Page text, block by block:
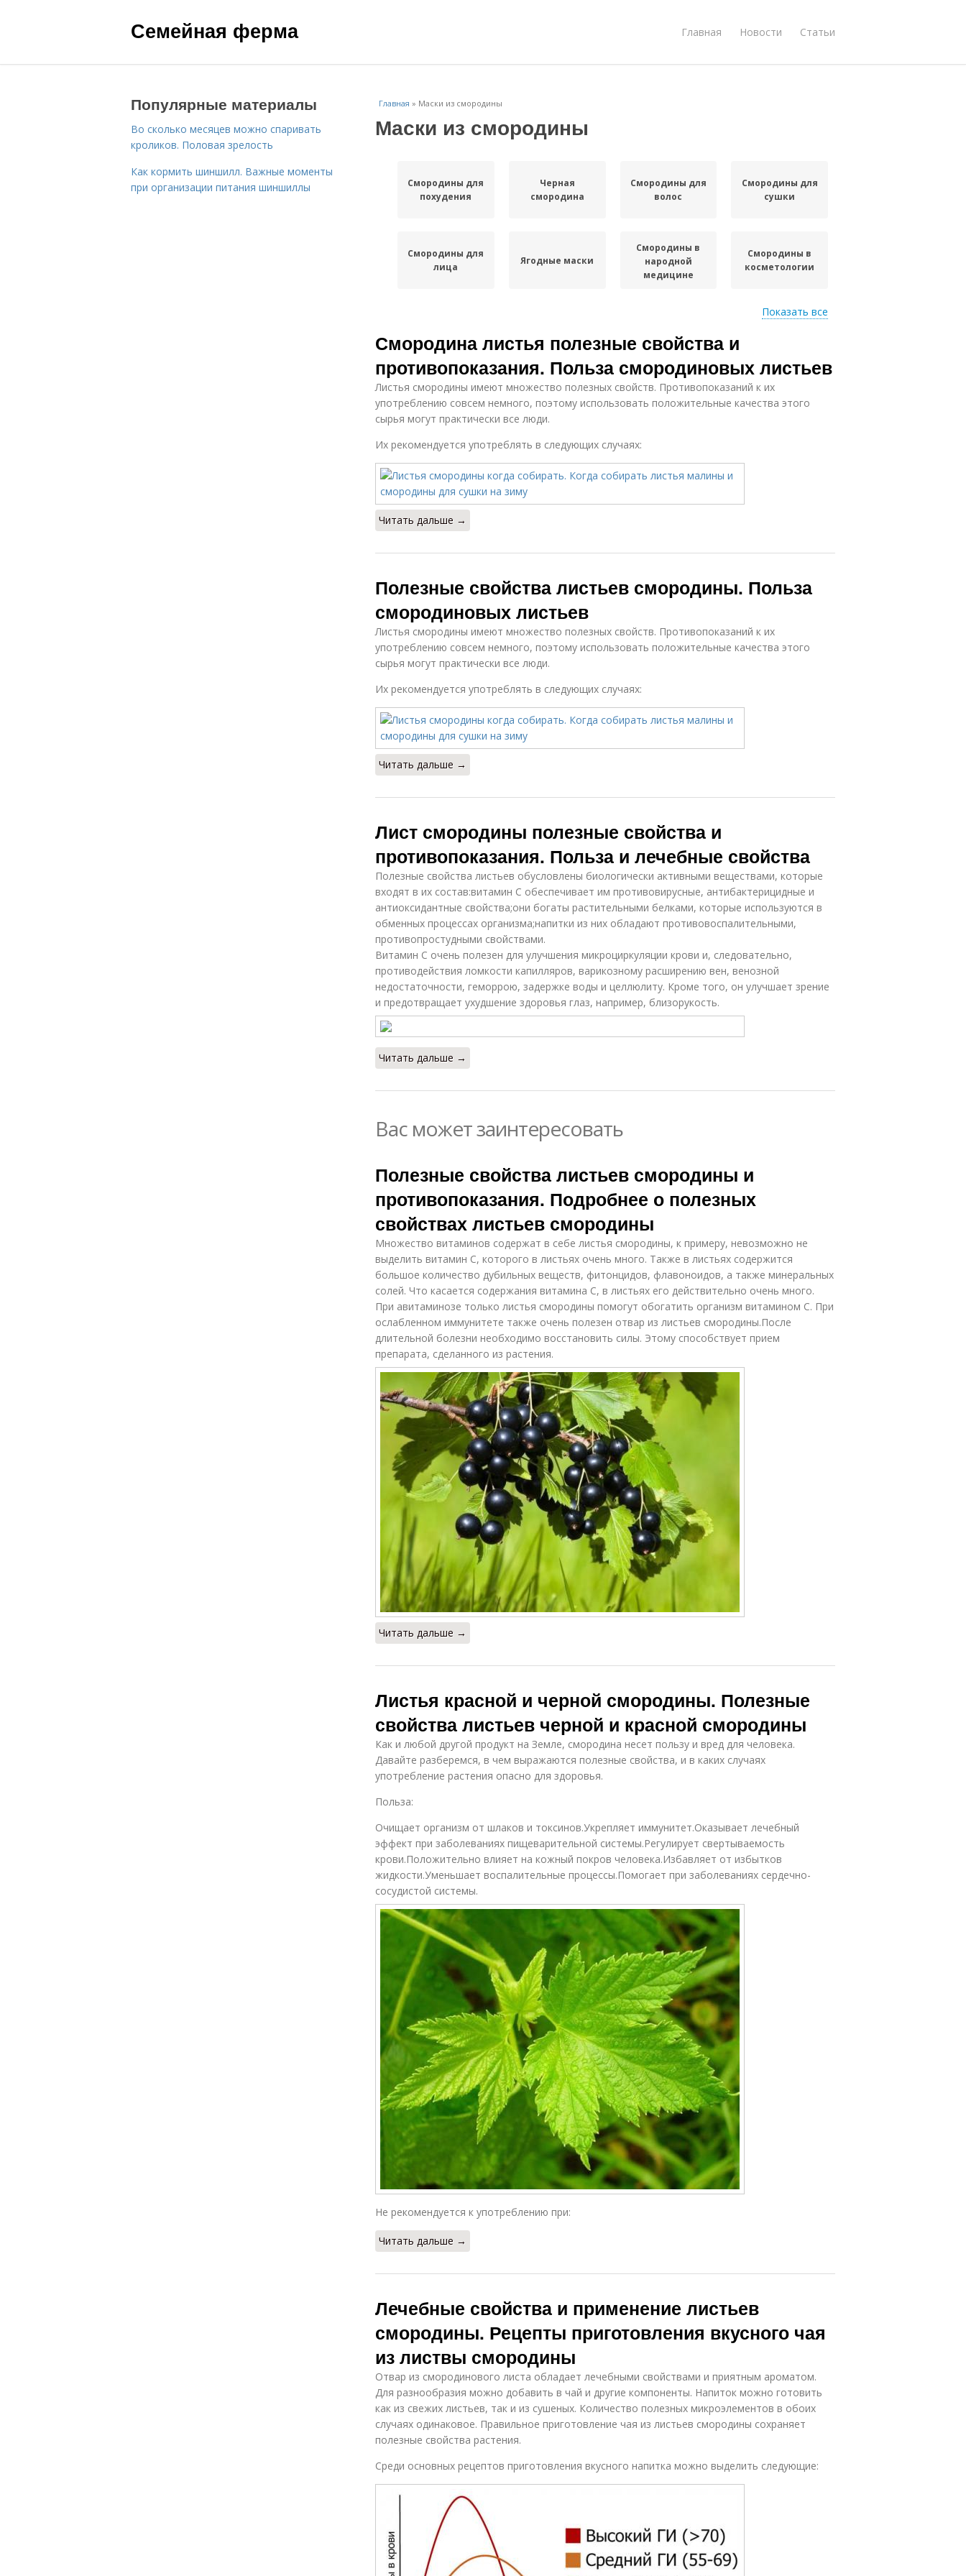
Семейная ферма Главная Новости Статьи
Главная » Маски из смородины
Маски из смородины
Смородины для
похудения
Черная
смородина
Смородины для
волос
Смородины для
сушки
Смородины для
лица
Ягодные маски
Смородины в
народной
медицине
Смородины в
косметологии
простуде
Показать все
Смородина листья полезные свойства и
противопоказания. Польза смородиновых листьев
Листья смородины имеют множество полезных свойств. Противопоказаний к их
употреблению совсем немного, поэтому использовать положительные качества этого
сырья могут практически все люди.
Их рекомендуется употреблять в следующих случаях:
Читать дальше →
Полезные свойства листьев смородины. Польза
смородиновых листьев
Листья смородины имеют множество полезных свойств. Противопоказаний к их
употреблению совсем немного, поэтому использовать положительные качества этого
сырья могут практически все люди.
Их рекомендуется употреблять в следующих случаях:
Читать дальше →
Лист смородины полезные свойства и
противопоказания. Польза и лечебные свойства
Полезные свойства листьев обусловлены биологически активными веществами, которые
входят в их состав:витамин С обеспечивает им противовирусные, антибактерицидные и
антиоксидантные свойства;они богаты растительными белками, которые используются в
обменных процессах организма;напитки из них обладают противовоспалительными,
противопростудными свойствами.
Витамин С очень полезен для улучшения микроциркуляции крови и, следовательно,
противодействия ломкости капилляров, варикозному расширению вен, венозной
недостаточности, геморрою, задержке воды и целлюлиту. Кроме того, он улучшает зрение
и предотвращает ухудшение здоровья глаз, например, близорукость.
Читать дальше →
Вас может заинтересовать
Полезные свойства листьев смородины и
противопоказания. Подробнее о полезных
свойствах листьев смородины
Множество витаминов содержат в себе листья смородины, к примеру, невозможно не
выделить витамин С, которого в листьях очень много. Также в листьях содержится
большое количество дубильных веществ, фитонцидов, флавоноидов, а также минеральных
солей. Что касается содержания витамина С, в листьях его действительно очень много.
При авитаминозе только листья смородины помогут обогатить организм витамином С. При
ослабленном иммунитете также очень полезен отвар из листьев смородины.После
длительной болезни необходимо восстановить силы. Этому способствует прием
препарата, сделанного из растения.
Читать дальше →
Листья красной и черной смородины. Полезные
свойства листьев черной и красной смородины
Как и любой другой продукт на Земле, смородина несет пользу и вред для человека.
Давайте разберемся, в чем выражаются полезные свойства, и в каких случаях
употребление растения опасно для здоровья.
Польза:
Очищает организм от шлаков и токсинов.Укрепляет иммунитет.Оказывает лечебный
эффект при заболеваниях пищеварительной системы.Регулирует свертываемость
крови.Положительно влияет на кожный покров человека.Избавляет от избытков
жидкости.Уменьшает воспалительные процессы.Помогает при заболеваниях сердечно-
сосудистой системы.
Не рекомендуется к употреблению при:
Читать дальше →
Лечебные свойства и применение листьев
смородины. Рецепты приготовления вкусного чая
из листвы смородины
Отвар из смородинового листа обладает лечебными свойствами и приятным ароматом.
Для разнообразия можно добавить в чай и другие компоненты. Напиток можно готовить
как из свежих листьев, так и из сушеных. Количество полезных микроэлементов в обоих
случаях одинаковое. Правильное приготовление чая из листьев смородины сохраняет
полезные свойства растения.
Среди основных рецептов приготовления вкусного напитка можно выделить следующие:
Популярные материалы
Во сколько месяцев можно спаривать
кроликов. Половая зрелость
Как кормить шиншилл. Важные моменты
при организации питания шиншиллы